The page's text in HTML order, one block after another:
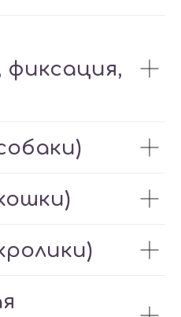
фиксация,